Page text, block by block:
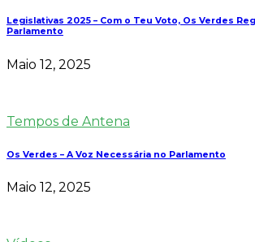
Legislativas 2025 – Com o Teu Voto, Os Verdes
Parlamento
Maio 12, 2025
Tempos de Antena
Os Verdes – A Voz Necessária no Parlamento
Maio 12, 2025